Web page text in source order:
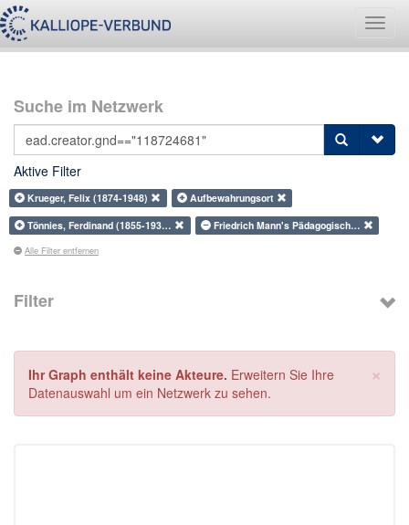
Suche im Netzwerk
Aktive Filter
Krueger, Felix (1874-1948)
Aufbewahrungsort
Tönnies, Ferdinand (1855-193…
Friedrich Mann's Pädagogisch…
Alle Filter entfernen
Filter
×
Ihr Graph enthält keine Akteure. Erweitern Sie Ihre
Datenauswahl um ein Netzwerk zu sehen.